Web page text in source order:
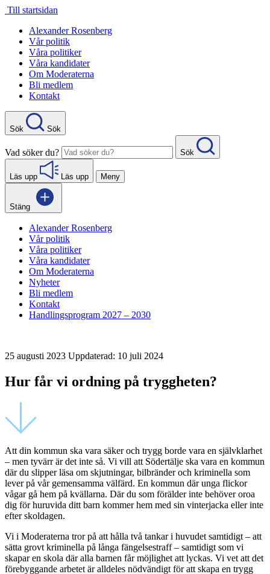
Gå
innehåll
Till startsidan
Alexander Rosenberg
Vår politik
Våra politiker
Våra kandidater
Om Moderaterna
Bli medlem
Kontakt
Sök Sök
Vad söker du? Sök
Läs upp Läs upp Meny
Stäng
Alexander Rosenberg
Vår politik
Våra politiker
Våra kandidater
Om Moderaterna
Nyheter
Bli medlem
Kontakt
Handlingsprogram 2027 – 2030
25 augusti 2023 Uppdaterad: 10 juli 2024
Hur får vi ordning på tryggheten?
Att din kommun ska vara säker och trygg borde vara en självklarhet
– men tyvärr är det inte så. Vi vill att Södertälje ska vara en kommun
där du slipper läsa om skjutningar, bilbränder och kriminella som
lever på vår gemensamma välfärd. En kommun där unga flickor
vågar gå hem på kvällarna. Där du som förälder inte behöver oroa
dig för huruvida ditt barn kommer hem med sin vinterjacka eller inte
efter skoldagen.
Vi i Moderaterna tror på att hålla två tankar i huvudet samtidigt – att
sätta grovt kriminella på långa fängelsestraff – samtidigt som vi
skapar en skola där alla barnen får möjlighet att lyckas. Vi vet att det
förebyggande arbetet är alldeles nödvändigt för att skapa en trygg